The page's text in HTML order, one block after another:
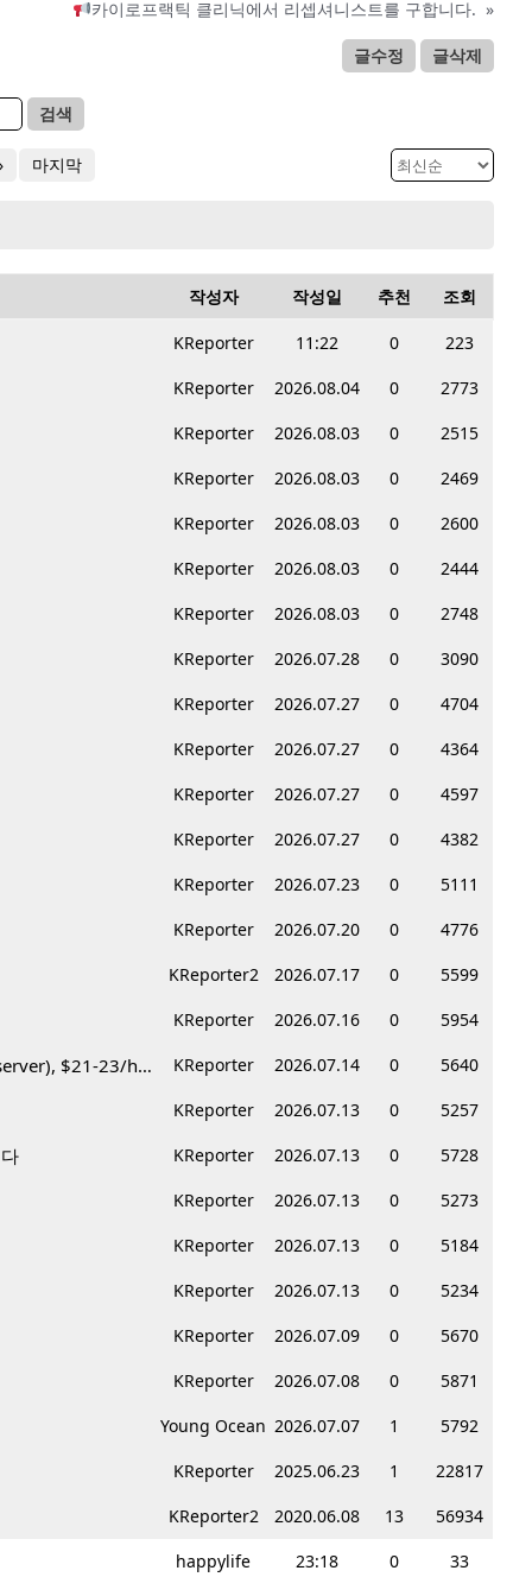
카이로프랙틱 클리닉에서 리셉셔니스트를 구합니다. »
글수정 글삭제
검색
마지막
작성자 작성일 추천 조회
KReporter 11:22 0
223
KReporter
2026.08.04 0
2773
KReporter
2026.08.03 0
2515
KReporter
2026.08.03 0
2469
KReporter
2026.08.03 0
2600
KReporter
2026.08.03 0
2444
KReporter
2026.08.03 0
2748
KReporter
2026.07.28 0
3090
KReporter
2026.07.27 0
4704
KReporter
2026.07.27 0
4364
KReporter
2026.07.27 0
4597
KReporter
2026.07.27 0
4382
KReporter
2026.07.23 0
5111
KReporter
2026.07.20 0
4776
KReporter2
2026.07.17 0
5599
KReporter
2026.07.16 0 5954
Korean BBQ 레스토랑 서버 & 호스트 구합니다 – Federal Way & Tacoma $45-$60/hr (server), $21-23/hr (Host) KReporter 2026.07.14 0
5640
KReporter
2026.07.13 0 5257
KReporter 2026.07.13 0
5728
KReporter
2026.07.13 0
5273
KReporter
2026.07.13 0
5184
KReporter
2026.07.13 0
5234
KReporter
2026.07.09 0
5670
KReporter
2026.07.08 0
5871
Young Ocean 2026.07.07 1
5792
KReporter
2025.06.23 1
22817
KReporter2
2020.06.08 13
56934
happylife
23:18 0
33